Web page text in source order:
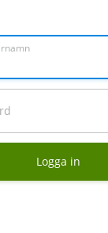
Logga in